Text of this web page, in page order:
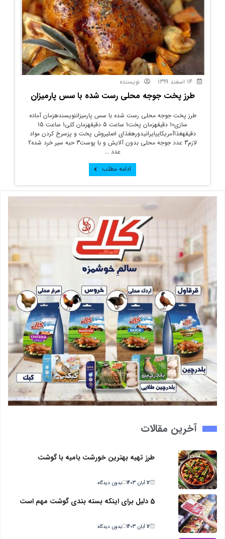
نویسنده
طرز پخت جوجه محلی رست شده با سس پارمیزان
طرز پخت جوجه محلی رست شده با سس پارمیزاننویسندهزمان آماده
سازی10 دقیقهزمان پخت1 ساعت 5 دقیقهزمان کلی1 ساعت 15
دقیقهغذاآمریکاییایرانیدورهغذای اصلیروش پخت و پزسرخ کردن مواد
لازم3 عدد جوجه محلی بدون آلایش و با پوست3 حبه سیر خرد شده2
عدد ...
ادامه مطلب
آخرین مقالات
طرز تهیه بهترین خورشت بامیه با گوشت
12 آبان 1403 بدون دیدگاه
5 دلیل برای اینکه بسته بندی گوشت مهم است
12 آبان 1403 بدون دیدگاه